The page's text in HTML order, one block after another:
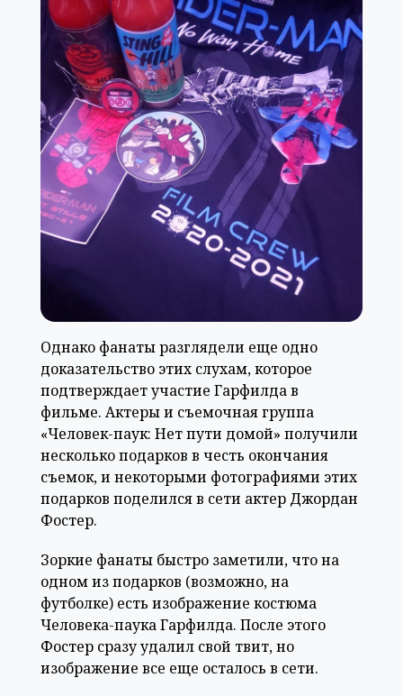
Однако фанаты разглядели еще одно
доказательство этих слухам, которое
подтверждает участие Гарфилда в
фильме. Актеры и съемочная группа
«Человек-паук: Нет пути домой» получили
несколько подарков в честь окончания
съемок, и некоторыми фотографиями этих
подарков поделился в сети актер Джордан
Фостер.
Зоркие фанаты быстро заметили, что на
одном из подарков (возможно, на
футболке) есть изображение костюма
Человека-паука Гарфилда. После этого
Фостер сразу удалил свой твит, но
изображение все еще осталось в сети.